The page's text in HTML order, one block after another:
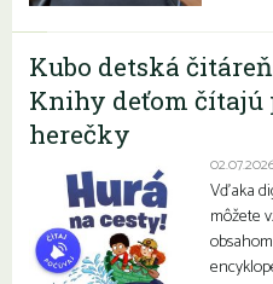
Kubo detská
Knihy deťom
herečky
Vďaka
môžete